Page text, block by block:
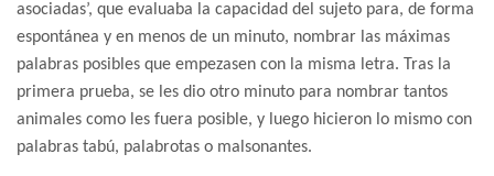
asociadas’, que evaluaba la capacidad del sujeto para, de forma
espontánea y en menos de un minuto, nombrar las máximas
palabras posibles que empezasen con la misma letra. Tras la
primera prueba, se les dio otro minuto para nombrar tantos
animales como les fuera posible, y luego hicieron lo mismo con
palabras tabú, palabrotas o malsonantes.